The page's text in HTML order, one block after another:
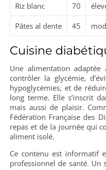
Riz blanc 70
Pâtes al dente 45
Cuisine
Une alimentation
contrôler la glycémie,
hypoglycémies, et de
long terme. Elle s’inscrit
mais aussi de plaisir.
Fédération Française des
repas et de la journée qui
aliment isolé.
Ce contenu est informatif
professionnel de santé.